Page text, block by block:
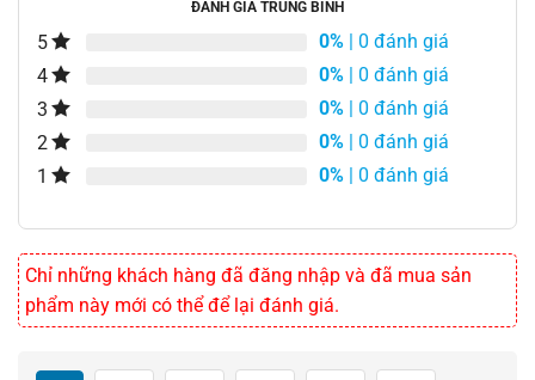
ĐÁNH GIÁ TRUNG BÌNH
5 0% | 0 đánh giá
4
0% | 0 đánh giá
3
0% | 0 đánh giá
2
0% | 0 đánh giá
1
0% | 0 đánh giá
Chỉ những khách hàng đã đăng nhập và đã mua sản
phẩm này mới có thể để lại đánh giá.